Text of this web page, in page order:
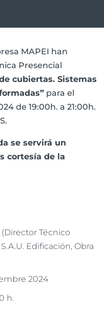
MAPEI han
Presencial
cubiertas. Sistemas
para el
de 19:00h. a 21:00h.
se servirá un
cortesía de la
(Director Técnico
Edificación, Obra
2024
h.